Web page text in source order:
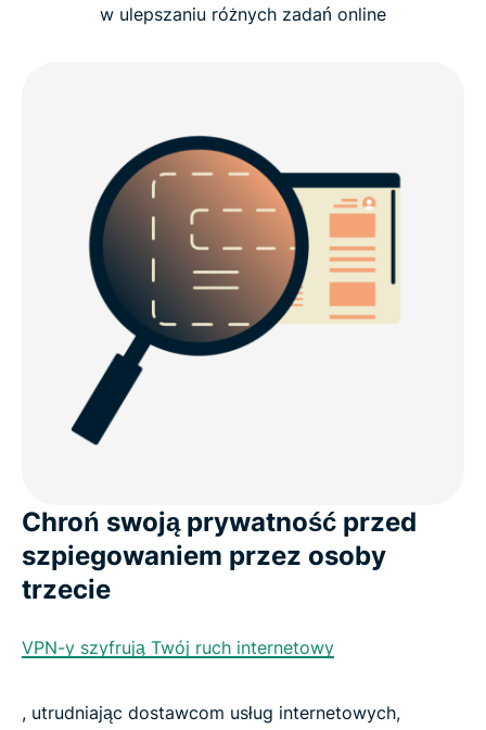
Zobacz: Jak skonfigurować ExpressVPN, aby
swoją prywatność
Dlaczego ExpressVPN to najlepszy VPN dla
Pakistanu
Kwestie prywatności w Internecie w Pakistanie
Darmowa czy płatna usługa VPN dla Pakistanu?
Najpierw przeczytaj
Co jeszcze zyskujesz dzięki ExpressVPN?
w ulepszaniu różnych zadań online
Chroń swoją prywatność przed
szpiegowaniem przez osoby
trzecie
VPN-y szyfrują Twój ruch internetowy
, utrudniając dostawcom usług internetowych,